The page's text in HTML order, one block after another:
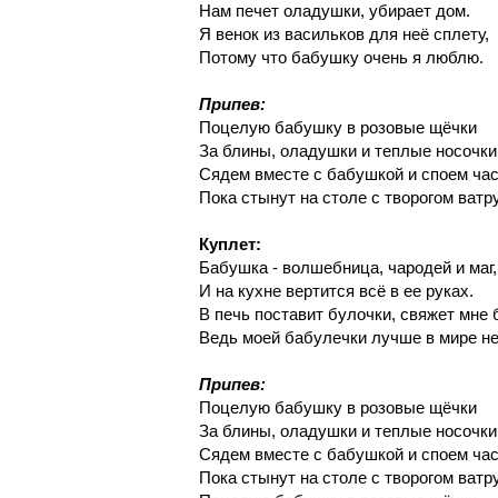
Нам печет оладушки, убирает дом.
Я венок из васильков для неё сплету,
Потому что бабушку очень я люблю.
Припев:
Поцелую бабушку в розовые щёчки
За блины, оладушки и теплые
Сядем вместе с бабушкой и споем
Пока стынут на столе с творогом
Куплет:
Бабушка - волшебница, чародей и маг,
И на кухне вертится всё в ее руках.
В печь поставит булочки, свяжет мне
Ведь моей бабулечки лучше в мире
Припев:
Поцелую бабушку в розовые щёчки
За блины, оладушки и теплые
Сядем вместе с бабушкой и споем
Пока стынут на столе с творогом